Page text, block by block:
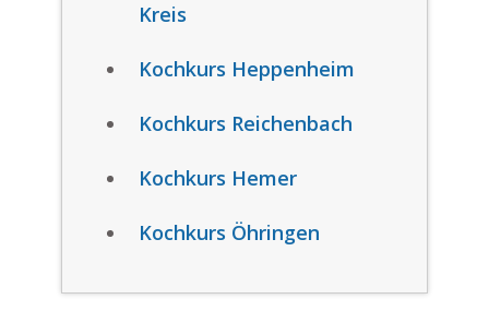
Kreis
Kochkurs Heppenheim
Kochkurs Reichenbach
Kochkurs Hemer
Kochkurs Öhringen